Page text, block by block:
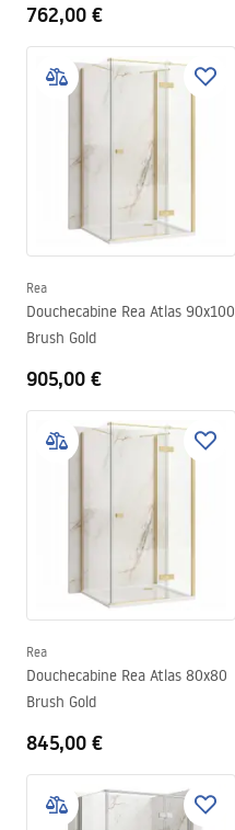
762,00 €
Rea
Douchecabine Rea Atlas 90x100
Brush Gold
905,00 €
Rea
Douchecabine Rea Atlas 80x80
Brush Gold
845,00 €